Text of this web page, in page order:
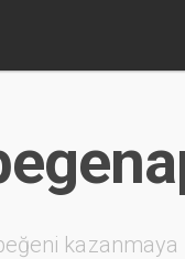
kazanmaya